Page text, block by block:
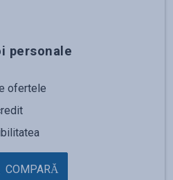
personale
ofertele
COMPARĂ